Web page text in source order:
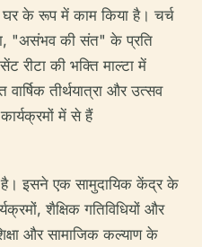
के रूप में काम किया है। चर्च
"असंभव की संत" के प्रति
रीटा की भक्ति माल्टा में
तीर्थयात्रा और उत्सव
में से हैं
है। इसने एक सामुदायिक केंद्र के
शैक्षिक गतिविधियों और
और सामाजिक कल्याण के